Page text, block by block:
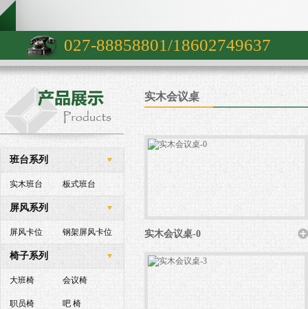
027-88858801/18602749637
班台系列
实木班台 板式班台
屏风系列
屏风卡位 钢架屏风卡位
椅子系列
大班椅 会议椅
职员椅 吧 椅
实木会议桌
实木会议桌-0